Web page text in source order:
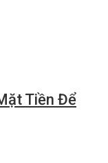
Tiền Để